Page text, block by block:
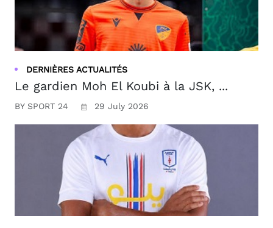
DERNIÈRES ACTUALITÉS
Le gardien Moh El Koubi à la JSK, ...
BY SPORT 24 29 July 2026